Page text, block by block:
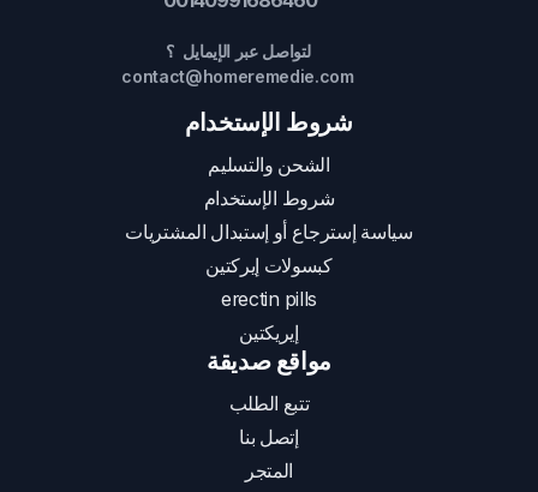
لتواصل عبر الإيمايل ؟
contact@homeremedie.com
شروط الإستخدام
الشحن والتسليم
شروط الإستخدام
سياسة إسترجاع أو إستبدال المشتريات
كبسولات إيركتين
erectin pills
إيريكتين
مواقع صديقة
تتبع الطلب
إتصل بنا
المتجر